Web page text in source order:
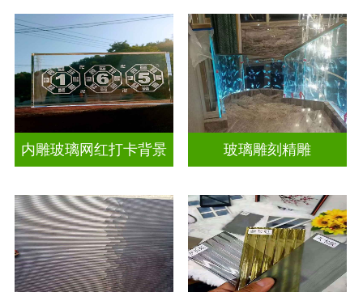
内雕玻璃网红打卡背景 玻璃雕刻精雕